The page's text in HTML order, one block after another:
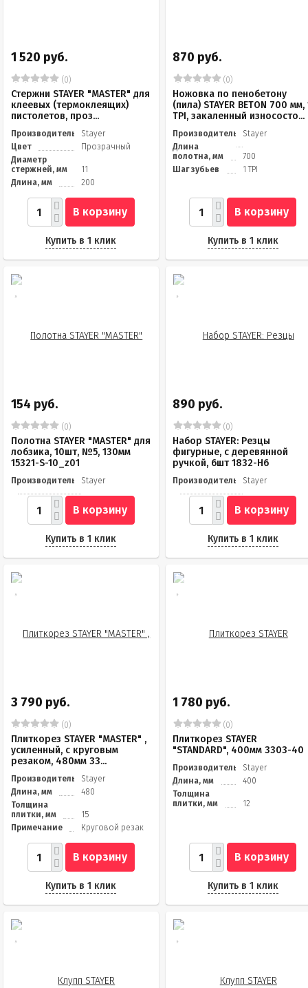
1 520 руб.
(0)
Стержни STAYER "MASTER" для
клеевых (термоклеящих)
пистолетов, проз...
Производитель
Stayer
Цвет
Прозрачный
Диаметр
стержней, мм
11
Длина, мм
200
В корзину
Купить в 1 клик
870 руб.
(0)
Ножовка по пенобетону
(пила) STAYER BETON 700 мм,
TPI, закаленный износосто...
Производитель
Stayer
Длина
полотна, мм
700
Шаг зубьев
1 TPI
В корзину
Купить в 1 клик
154 руб.
(0)
Полотна STAYER "MASTER" для
лобзика, 10шт, №5, 130мм
15321-S-10_z01
Производитель Stayer
В корзину
Купить в 1 клик
890 руб.
(0)
Набор STAYER: Резцы
фигурные, с деревянной
ручкой, 6шт 1832-H6
Производитель Stayer
В корзину
Купить в 1 клик
3 790 руб.
(0)
Плиткорез STAYER "MASTER" ,
усиленный, с круговым
резаком, 480мм 33...
Производитель
Stayer
Длина, мм
480
Толщина
плитки, мм
15
Примечание
Круговой резак
В корзину
Купить в 1 клик
1 780 руб.
(0)
Плиткорез STAYER
"STANDARD", 400мм 3303-40
Производитель
Stayer
Длина, мм
400
Толщина
плитки, мм
12
В корзину
Купить в 1 клик